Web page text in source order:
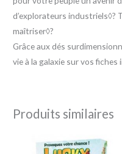
d’explorateurs
maîtriser◊?
Grâce aux dés
vie à la galaxie sur vos fiches
Produits similaires